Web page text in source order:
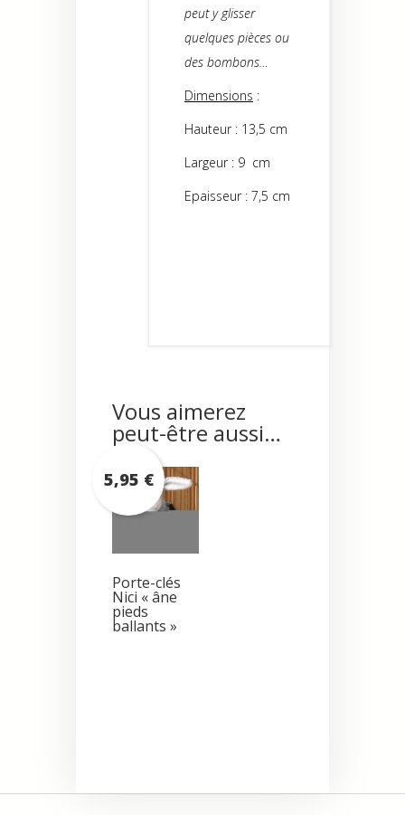
peut y glisser
quelques pièces ou
des bombons…
Dimensions :
Hauteur : 13,5 cm
Largeur : 9 cm
Epaisseur : 7,5 cm
Vous aimerez
peut-être aussi…
Porte-clés
Nici « âne
pieds
ballants »
5,95 €